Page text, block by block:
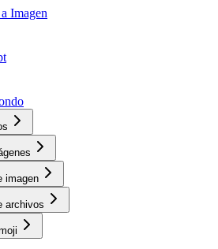
Imagen
imagen
archivos